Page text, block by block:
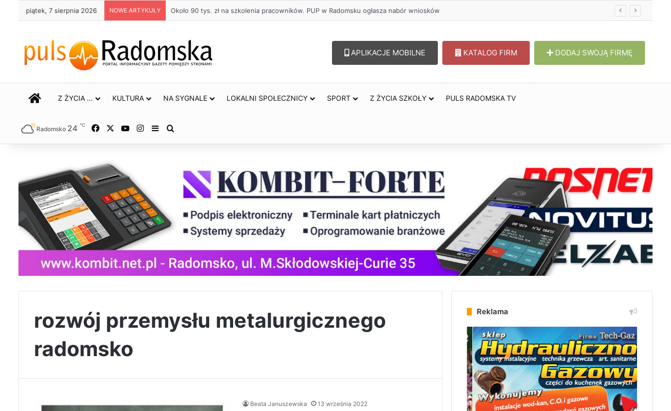
piątek, 7 sierpnia 2026 NOWE ARTYKUŁY Około 90 tys. zł na szkolenia pracowników. PUP w Radomsku ogłasza nabór wniosków
APLIKACJE MOBILNE KATALOG FIRM DODAJ SWOJĄ FIRMĘ
STRONA GŁÓWNA
Z ŻYCIA … KULTURA NA SYGNALE LOKALNI SPOŁECZNICY SPORT Z ŻYCIA SZKOŁY PULS RADOMSKA TV
Radomsko 24 ℃ Facebook YouTubeInstagram
Sidebar
rozwój przemysłu metalurgicznego
radomsko
Beata Januszewska 13 września 2022
Reklama